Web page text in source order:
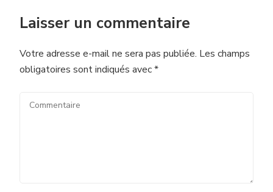
Laisser un commentaire
Votre adresse e-mail ne sera pas publiée. Les champs
obligatoires sont indiqués avec*